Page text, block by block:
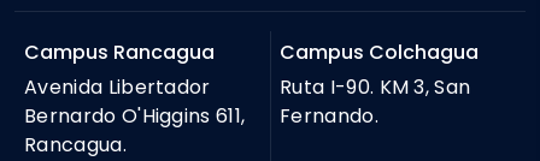
Campus Rancagua
Avenida Libertador
Bernardo O'Higgins 611,
Rancagua.
Campus Colchagua
Ruta I-90. KM 3, San
Fernando.